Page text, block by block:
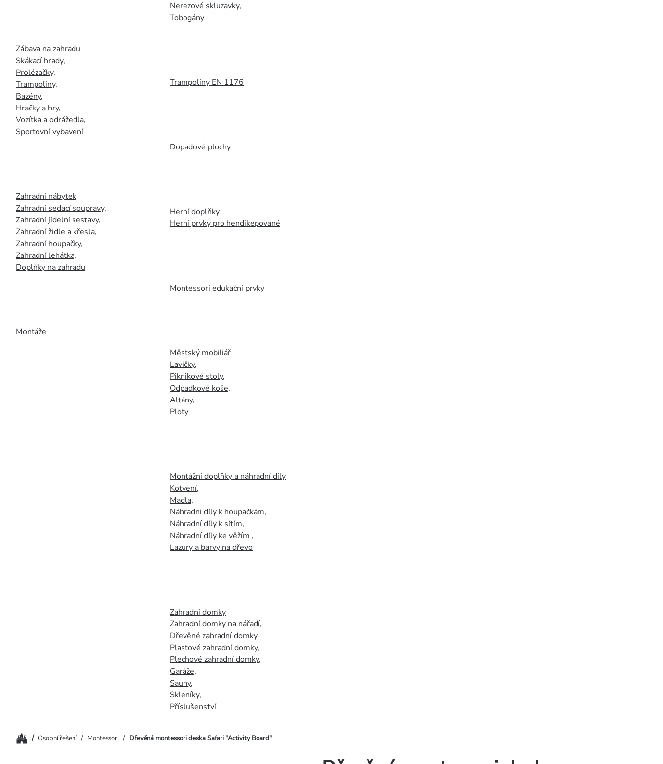
Zábava na zahradu
Skákací hrady,
Prolézačky,
Trampolíny,
Bazény,
Hračky a hry,
Vozítka a odrážedla,
Sportovní vybavení
Zahradní nábytek
Zahradní sedací soupravy,
Zahradní jídelní sestavy,
Zahradní židle a křesla,
Zahradní houpačky,
Zahradní lehátka,
Doplňky na zahradu
Montáže
Nerezové skluzavky,
Tobogány
Trampolíny EN 1176
Dopadové plochy
Herní doplňky
Herní prvky pro hendikepované
Montessori edukační prvky
Městský mobiliář
Lavičky,
Piknikové stoly,
Odpadkové koše,
Altány,
Ploty
Montážní doplňky a náhradní díly
Kotvení,
Madla,
Náhradní díly k houpačkám,
Náhradní díly k sítím,
Náhradní díly ke věžím ,
Lazury a barvy na dřevo
Zahradní domky
Zahradní domky na nářadí,
Dřevěné zahradní domky,
Plastové zahradní domky,
Plechové zahradní domky,
Garáže,
Sauny,
Skleníky,
Příslušenství
Domů/ Osobní řešení / Montessori / Dřevěná montessori deska Safari "Activity Board"